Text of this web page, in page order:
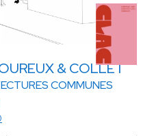
& COLLET
COMMUNES